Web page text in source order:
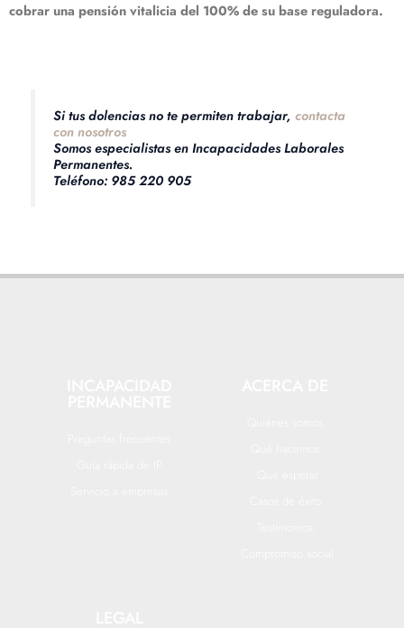
cobrar una pensión vitalicia del 100% de su base reguladora.
Si tus dolencias no te permiten trabajar,contacta
con nosotros
Somos especialistas en Incapacidades Laborales
Permanentes.
Teléfono: 985 220 905